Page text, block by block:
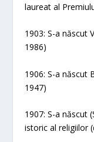
laureat al
1903: S-a născut
1986)
1906: S-a născut
1947)
1907: S-a născut
istoric al religiilor